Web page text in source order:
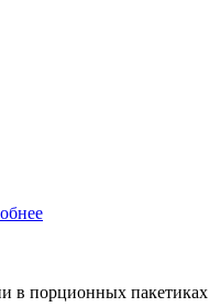
в порционных пакетиках